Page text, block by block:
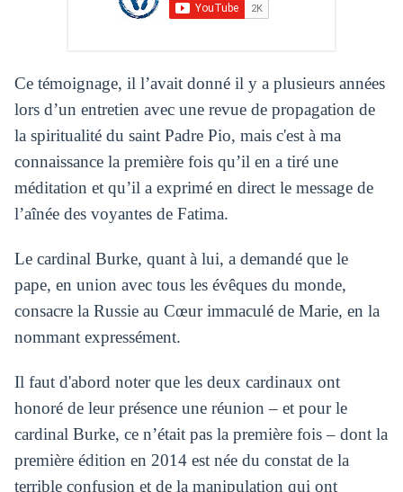
Ce témoignage, il l’avait donné il y a plusieurs années
lors d’un entretien avec une revue de propagation de
la spiritualité du saint Padre Pio, mais c'est à ma
connaissance la première fois qu’il en a tiré une
méditation et qu’il a exprimé en direct le message de
l’aînée des voyantes de Fatima.
Le cardinal Burke, quant à lui, a demandé que le
pape, en union avec tous les évêques du monde,
consacre la Russie au Cœur immaculé de Marie, en la
nommant expressément.
Il faut d'abord noter que les deux cardinaux ont
honoré de leur présence une réunion – et pour le
cardinal Burke, ce n’était pas la première fois – dont la
première édition en 2014 est née du constat de la
terrible confusion et de la manipulation qui ont